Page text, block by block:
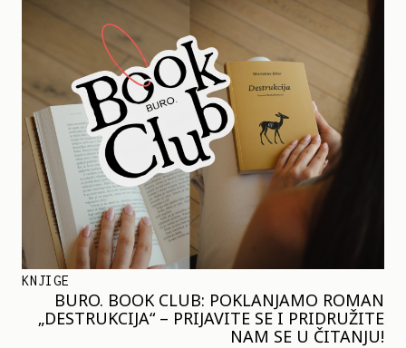
KNJIGE
BURO. BOOK CLUB: POKLANJAMO ROMAN
„DESTRUKCIJA“ – PRIJAVITE SE I PRIDRUŽITE
NAM SE U ČITANJU!